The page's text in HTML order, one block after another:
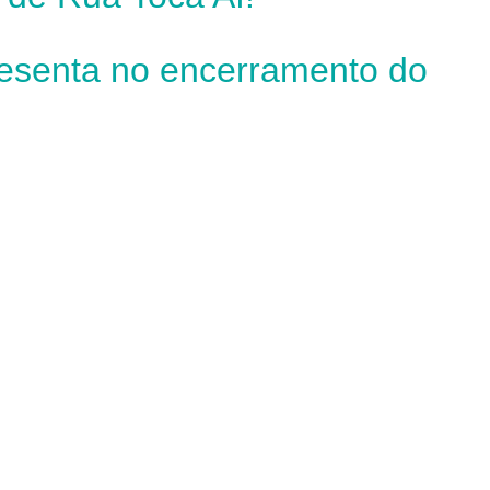
no encerramento do